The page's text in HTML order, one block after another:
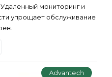
мониторинг и
упрощает обслуживание
Advantech